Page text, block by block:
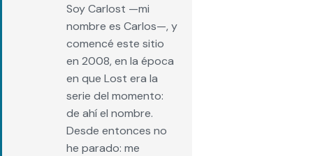
Soy Carlost —mi
nombre es Carlos—, y
comencé este sitio
en 2008, en la época
en que Lost era la
serie del momento:
de ahí el nombre.
Desde entonces no
he parado: me